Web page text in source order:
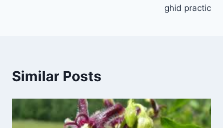
ghid practic
Similar Posts